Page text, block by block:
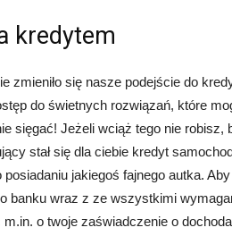
kredytem
zmieniło się nasze podejście do
do świetnych rozwiązań, które
sięgać! Jeżeli wciąż tego nie robisz,
stał się dla ciebie kredyt
posiadaniu jakiegoś fajnego autka.
banku wraz z ze wszystkimi
o twoje zaświadczenie o